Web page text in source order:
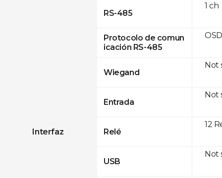
Interfaz
RS-485
Protocolo de comun
icación RS-485
Wiegand
Entrada
Relé
USB
1 ch
Not
Not
12
Not